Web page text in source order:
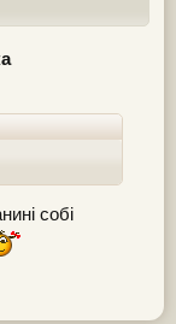
собі